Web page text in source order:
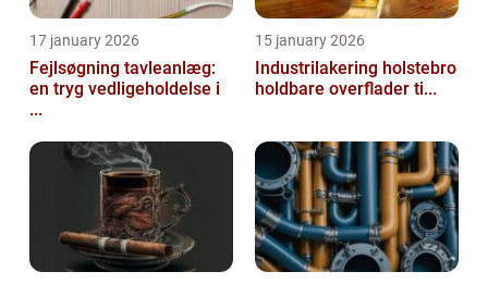
17 january 2026
Fejlsøgning tavleanlæg:
en tryg vedligeholdelse i
...
15 january 2026
Industrilakering holstebro
holdbare overflader ti...